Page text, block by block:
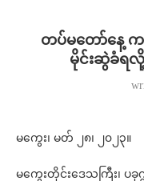
တပ်မတော်နေ့
မိုင်းဆွဲခံရ
မကွေး၊ မတ် ၂၈၊ ၂၀၂၃။
မကွေးတိုင်းဒေသကြီး၊ ပ